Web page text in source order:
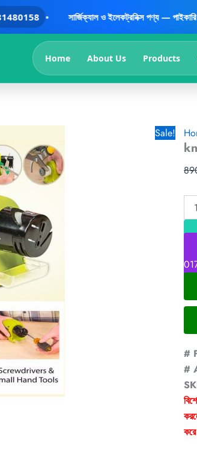
• সার্জিক্যাল ও ইলেকট্রনিক্স পণ্য — পাইকারি ও খুচরা |
Home About Us Products
Sale!
করার
#
#